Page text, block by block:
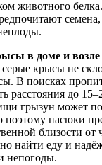
животного
в доме и возле
крысы не
В поисках
расстояния до
грызун может
поэтому пасюки
близости от
найти еду и
непогоды.